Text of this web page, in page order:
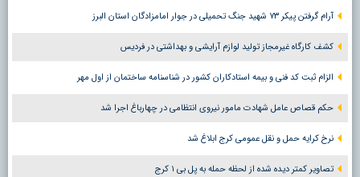
آرام گرفتن پیکر ۷۳ شهید جنگ تحمیلی در جوار امامزادگان استان البرز
کشف کارگاه غیرمجاز تولید لوازم آرایشی و بهداشتی در فردیس
الزام ثبت کد فنی و بیمه استادکاران کشور در شناسنامه ساختمان از اول مهر
حکم قصاص عامل شهادت مامور نیروی انتظامی در چهارباغ اجرا شد
نرخ کرایه حمل و نقل عمومی کرج ابلاغ شد
تصاویر کمتر دیده شده از لحظه حمله به پل بی ۱ کرج